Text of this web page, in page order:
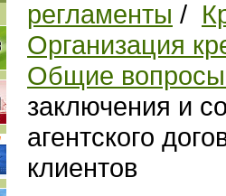
регламенты /
Организация
Общие
заключения и
агентского
клиентов